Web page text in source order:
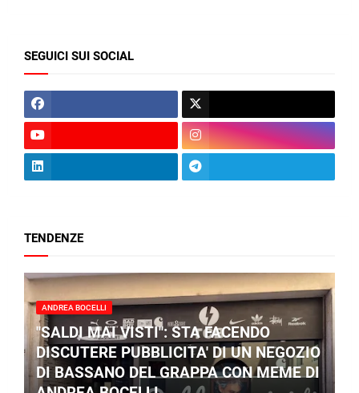
SEGUICI SUI SOCIAL
TENDENZE
ANDREA BOCELLI
"SALDI MAI VISTI": STA FACENDO
DISCUTERE PUBBLICITA' DI UN NEGOZIO
DI BASSANO DEL GRAPPA CON MEME DI